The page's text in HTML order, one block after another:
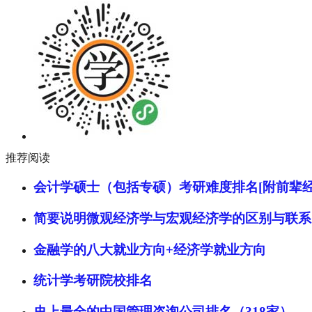
推荐阅读
会计学硕士（包括专硕）考研难度排名[附前辈
简要说明微观经济学与宏观经济学的区别与联系
金融学的八大就业方向+经济学就业方向
统计学考研院校排名